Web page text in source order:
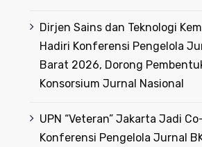
Dirjen Sains dan Teknologi
Hadiri Konferensi Pengelola
Barat 2026, Dorong
Konsorsium Jurnal Nasional
UPN “Veteran” Jakarta Jadi
Konferensi Pengelola Jurnal